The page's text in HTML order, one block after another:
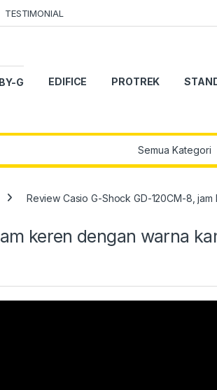
TESTIMONIAL
G EDIFICE PROTREK
Review Casio G-Shock GD-120CM-8,
keren dengan warna